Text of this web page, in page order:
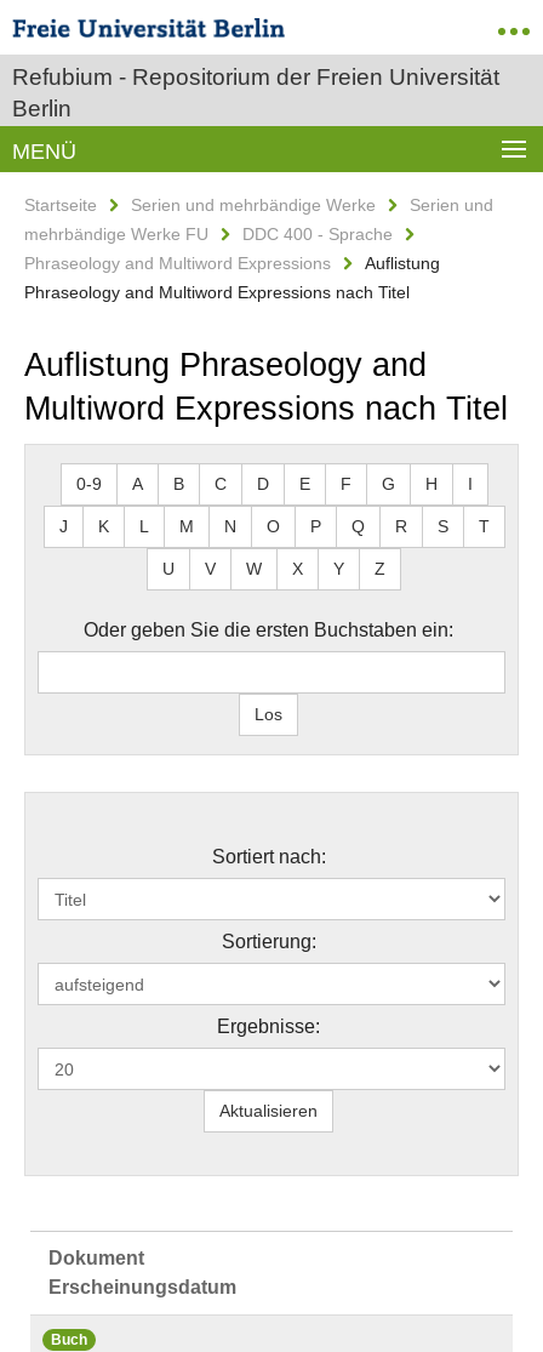
Refubium - Repositorium der Freien Universität
Berlin
MENÜ
Startseite Serien und mehrbändige Werke
Serien und
mehrbändige Werke FU
DDC 400 - Sprache
Phraseology and Multiword Expressions
Auflistung
Phraseology and Multiword Expressions nach Titel
Auflistung Phraseology and
Multiword Expressions nach Titel
0-9 A B C D E F G H I
J K L M N O P Q R S T
U V W X Y Z
Oder geben Sie die ersten Buchstaben ein:
Sortiert nach:
Sortierung:
Ergebnisse:
Dokument
Erscheinungsdatum
Buch